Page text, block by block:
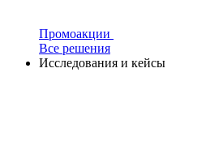
Промоакции
Все решения
Исследования и кейсы